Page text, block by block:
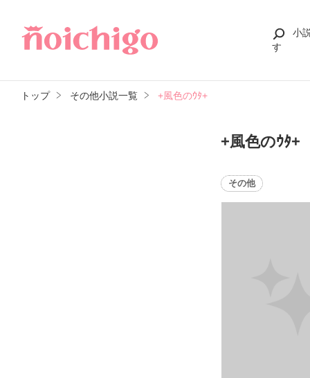
小
す
トップ その他小説一覧 +風色のｳﾀ+
+風色のｳﾀ+
その他